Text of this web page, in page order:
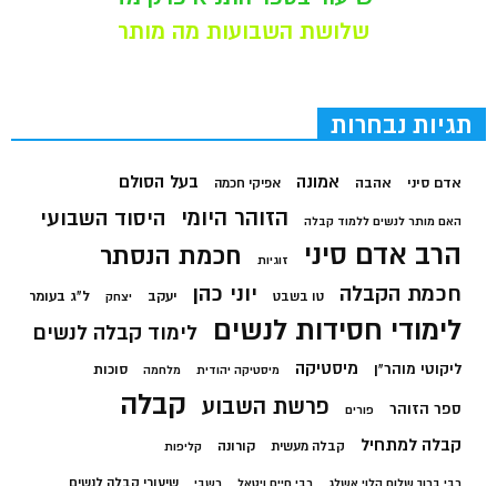
שלושת השבועות מה מותר
תגיות נבחרות
אדם סיני אהבה אמונה אפיקי חכמה בעל הסולם
האם מותר לנשים ללמוד קבלה הזוהר היומי היסוד השבועי
הרב אדם סיני זוגיות חכמת הנסתר
חכמת הקבלה טו בשבט יוני כהן יעקב יצחק ל"ג בעומר
לימודי חסידות לנשים לימוד קבלה לנשים
ליקוטי מוהר"ן מיסטיקה מיסטיקה יהודית מלחמה סוכות
ספר הזוהר פורים פרשת השבוע קבלה
קבלה למתחיל קבלה מעשית קורונה קליפות
רבי ברוך שלום הלוי אשלג רבי חיים ויטאל רשבי